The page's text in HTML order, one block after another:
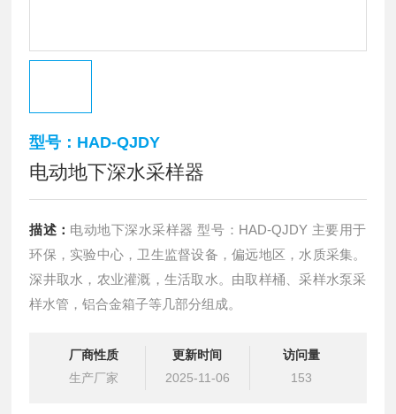
型号：HAD-QJDY
电动地下深水采样器
描述： 电动地下深水采样器 型号：HAD-QJDY 主要用于
环保，实验中心，卫生监督设备，偏远地区，水质采集。
深井取水，农业灌溉，生活取水。由取样桶、采样水泵采
样水管，铝合金箱子等几部分组成。
厂商性质
生产厂家
更新时间
2025-11-06
访问量
153